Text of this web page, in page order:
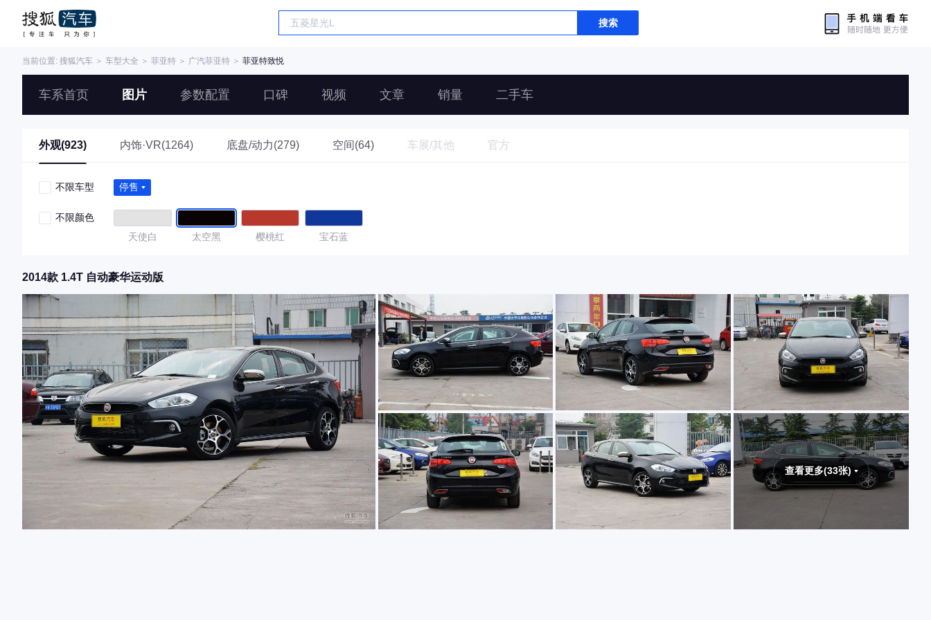
搜索
当前位置: 搜狐汽车 ＞ 车型大全 ＞ 菲亚特 ＞ 广汽菲亚特 ＞ 菲亚特致悦
车系首页 图片 参数配置 口碑 视频 文章 销量 二手车
外观(923) 内饰·VR(1264) 底盘/动力(279) 空间(64) 车展/其他 官方
不限车型 停售
不限颜色
天使白
太空黑 樱桃红 宝石蓝
2014款 1.4T 自动豪华运动版
查看更多(33张)